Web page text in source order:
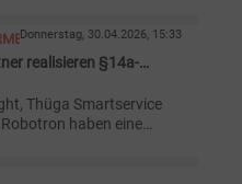
und
Auch
Donnerstag, 30.04.2026, 15:33
realisieren §14a-
Thüga Smartservice
haben eine